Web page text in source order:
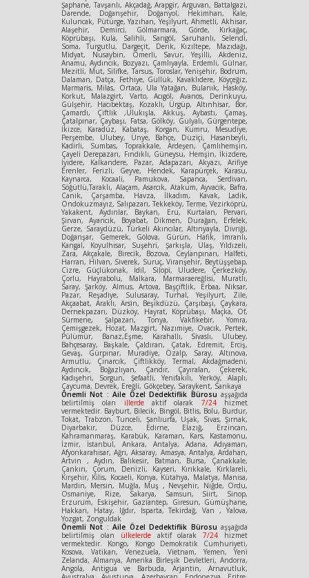
Şaphane, Tavşanlı, Akçadağ, Arapgir, Arguvan, Battalgazi,
Darende, Doğanşehir, Doğanyol, Hekimhan, Kale,
Kuluncak, Pütürge, Yazıhan, Yeşilyurt, Ahmetli, Akhisar,
Alaşehir, Demirci, Gölmarmara, Görde, Kırkağaç,
Köprübaşı, Kula, Salihli, Sarıgöl, Saruhanlı, Selendi,
Soma, Turgutlu, Dargeçit, Derik, Kızıltepe, Mazıdağı,
Midyat, Nusaybin, Ömerli, Savur, Yeşilli, Akdeniz,
Anamu, Aydıncık, Bozyazı, Çamlıyayla, Erdemli, Gülnar,
Mezitli, Mut, Silifke, Tarsus, Toroslar, Yenişehir, Bodrum,
Dalaman, Datça, Fethiye, Güllük, Kavaklıdere, Köyçeğiz,
Marmaris, Milas, Ortaca, Ula Yatağan, Bulanık, Hasköy,
Korkut, Malazgirt, Varto, Acıgöl, Avanos, Derinkuyu,
Gülşehir, Hacıbektaş, Kozaklı, Ürgüp, Altınhisar, Bor,
Çamardı, Çiftlik ,Ulukışla, Akkuş, Aybastı, Çamaş,
Çatalpınar, Çaybaşı, Fatsa, Gölköy, Gülyalı, Gürgentepe,
İkizce, Karadüz, Kabataş, Korgan, Kumru, Mesudiye,
Perşembe, Ulubey, Ünye, Bahçe, Düziçi, Hasanbeyli,
Kadirli, Sumbas, Toprakkale, Ardeşen, Çamlıhemşin,
Çayeli Derepazarı, Fındıklı, Güneysu, Hemşin, İkizdere,
İyidere, Kalkandere, Pazar, Adapazarı, Akyazı, Arifiye
Erenler, Ferizli, Geyve, Hendek, Karapürçek, Karasu,
Kaynarca, Kocaali, Pamukova, Sapanca, Serdivan,
Söğütlü,Taraklı, Alaçam, Asarcık, Atakum, Ayvacık, Bafra,
Canik, Çarşamba, Havza, İlkadım, Kavak, Ladik,
Ondokuzmayız, Salıpazarı, Tekkeköy, Terme, Vezirköprü,
Yakakent, Aydınlar, Baykan, Eru, Kurtalan, Pervari,
Şirvan, Ayancık, Boyabat, Dikmen, Durağan, Erfelek,
Gerze, Saraydüzü, Türkeli Akıncılar, Altınyayla, Divriği,
Doğanşar, Gemerek, Gölova, Gürün, Hafik, İmranlı,
Kangal, Koyulhisar, Suşehri, Şarkışla, Ulaş, Yıldızeli,
Zara, Akçakale, Birecik, Bozova, Ceylanpınarı, Halfeti,
Harran, Hilvan, Siverek, Suruç, Viranşehir, Beytüşşebap,
Cizre, Güçlükonak, İdil, Silopi, Uludere, Çerkezköy,
Çorlu, Hayrabolu, Malkara, Marmaraereğlisi, Muratlı,
Saray, Şarköy, Almus, Artova, Başçiftlik, Erbaa, Niksar,
Pazar, Reşadiye, Sulusaray, Turhal, Yeşilyurt, Zile,
Akçaabat, Araklı, Arsin, Beşikdüzü, Çarşıbaşı, Çaykara,
Dernekpazarı, Düzköy, Hayrat, Köprübaşı, Maçka, Of,
Sürmene, Şalpazarı, Tonya, Vakfıkebir, Yomra,
Çemişgezek, Hozat, Mazgirt, Nazımiye, Ovacık, Pertek,
Pülümür, Banaz,Eşme, Karahallı, Sivaslı, Ulubey,
Bahçesaray, Başkale, Çaldıran, Çatak, Edremit, Erciş,
Gevaş, Gürpınar, Muradiye, Özalp, Saray, Altınova,
Armutlu, Çınarcık, Çiftlikköy, Termal, Akdağmadeni,
Aydıncık, Boğazlıyan, Çandır, Çayıralan, Çekerek,
Kadışehri, Sorgun, Şefaatli, Yenifakılı, Yerköy, Alaplı,
Çaycuma, Devrek, Ereğli, Gökçebey, Saraykent, Sarıkaya
Önemli Not : Aile Özel Dedektiflik Bürosu aşşağıda
belirtilmiş olan illerdeaktif olarak 7/24hizmet
vermektedir. Bayburt, Bilecik, Bingöl, Bitlis, Bolu, Burdur,
Tokat, Trabzon, Tunceli, Şanlıurfa, Uşak, Sivas, Şırnak,
Diyarbakır, Düzce, Edirne, Elazığ, Erzincan,
Kahramanmaraş, Karabük, Karaman, Kars, Kastamonu,
İzmir, İstanbul, Ankara, Antalya, Adana, Adıyaman,
Afyonkarahisar, Ağrı, Aksaray, Amasya, Antalya, Ardahan,
Artvin , Aydın, Balıkesir, Batman, Bursa, Çanakkale,
Çankırı, Çorum, Denizli, Kayseri, Kırıkkale, Kırklareli,
Kırşehir, Kilis, Kocaeli, Konya, Kütahya, Malatya, Manisa,
Mardin, Mersin, Muğla, Muş , Nevşehir, Niğde, Ordu,
Osmaniye, Rize, Sakarya, Samsun, Siirt, Sinop,
Erzurum, Eskişehir, Gaziantep, Giresun, Gümüşhane,
Hakkari, Hatay, Iğdır, Isparta, Tekirdağ, Van , Yalova,
Yozgat, Zonguldak
Önemli Not : Aile Özel Dedektiflik Bürosu aşşağıda
belirtilmiş olan ülkelerdeaktif olarak7/24 hizmet
vermektedir. Kongo, Kongo Demokratik Cumhuriyeti,
Kosova, Vatikan, Venezuela, Vietnam, Yemen, Yeni
Zelanda, Almanya, Amerika Birleşik Devletleri, Andorra,
Angola, Antigua ve Barbuda, Arjantin, Arnavutluk,